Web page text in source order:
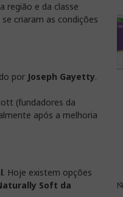
região e da classe
criaram as condições
por Joseph Gayetty.
(fundadores da
após a melhoria
. Hoje existem opções
Soft da